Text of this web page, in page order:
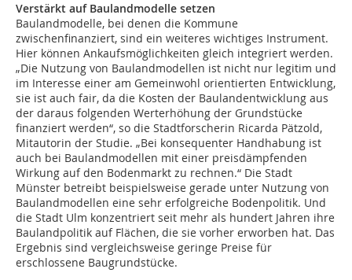
Verstärkt auf Baulandmodelle setzen
Baulandmodelle, bei denen die Kommune
zwischenfinanziert, sind ein weiteres wichtiges Instrument.
Hier können Ankaufsmöglichkeiten gleich integriert werden.
„Die Nutzung von Baulandmodellen ist nicht nur legitim und
im Interesse einer am Gemeinwohl orientierten Entwicklung,
sie ist auch fair, da die Kosten der Baulandentwicklung aus
der daraus folgenden Werterhöhung der Grundstücke
finanziert werden“, so die Stadtforscherin Ricarda Pätzold,
Mitautorin der Studie. „Bei konsequenter Handhabung ist
auch bei Baulandmodellen mit einer preisdämpfenden
Wirkung auf den Bodenmarkt zu rechnen.“ Die Stadt
Münster betreibt beispielsweise gerade unter Nutzung von
Baulandmodellen eine sehr erfolgreiche Bodenpolitik. Und
die Stadt Ulm konzentriert seit mehr als hundert Jahren ihre
Baulandpolitik auf Flächen, die sie vorher erworben hat. Das
Ergebnis sind vergleichsweise geringe Preise für
erschlossene Baugrundstücke.